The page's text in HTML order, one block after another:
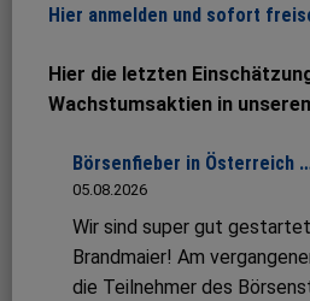
Hier anmelden und sofort
Hier die letzten
Wachstumsaktien in
Börsenfieber in Österreich
05.08.2026
Wir sind super gut
Brandmaier! Am
die Teilnehmer des